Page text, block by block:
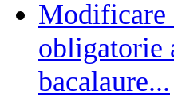
Modificare
obligatorie
bacalaure...